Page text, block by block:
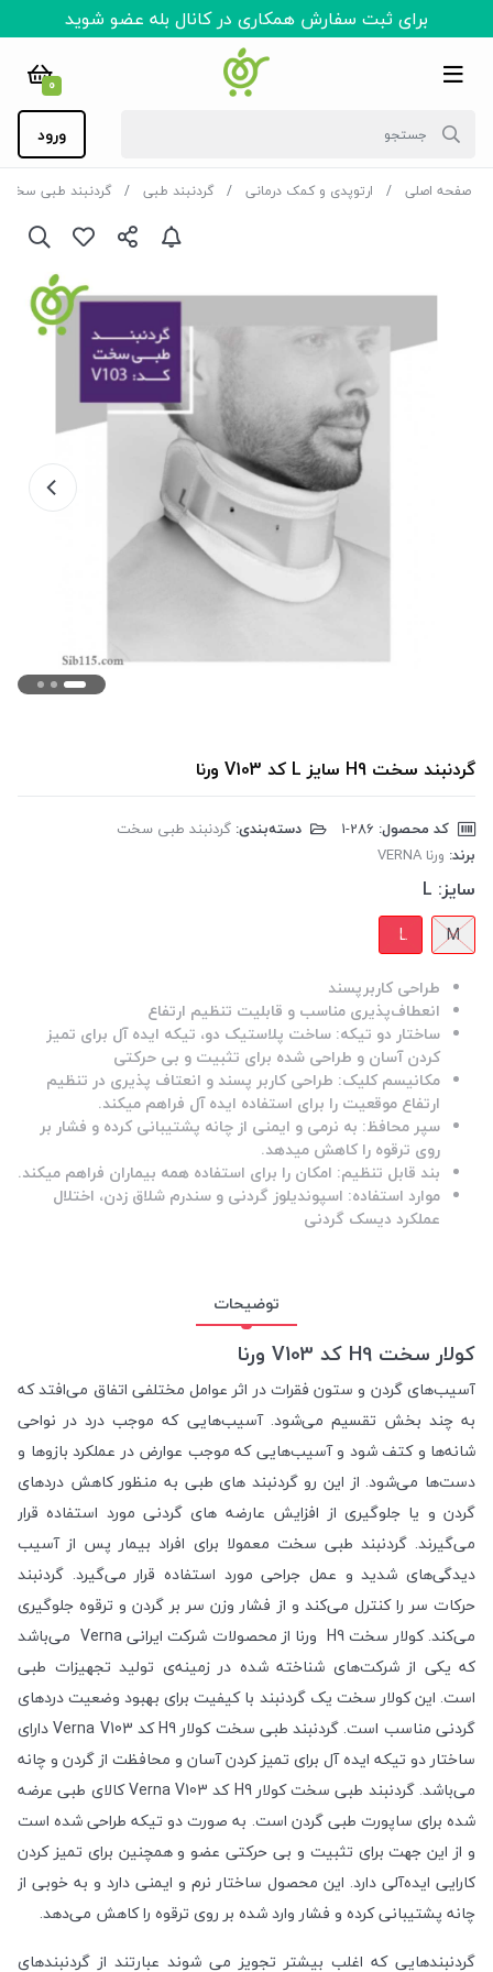
برای ثبت سفارش همکاری در کانال بله عضو شوید
0
ورود
صفحه اصلی ارتوپدی و کمک درمانی گردنبند طبی گردنبند طبی سخت
گردنبند سخت H9 سایز L کد V103 ورنا
کد محصول: دسته‌بندی: گردنبند طبی سخت
برند: ورنا VERNA
سایز: L
M
L
طراحی کاربرپسند
انعطاف‌پذیری مناسب و قابلیت تنظیم ارتفاع
ساختار دو تیکه: ساخت پلاستیک دو، تیکه ایده آل برای تمیز
کردن آسان و طراحی شده برای تثبیت و بی حرکتی
مکانیسم کلیک: طراحی کاربر پسند و انعتاف پذیری در تنظیم
ارتفاع موقعیت را برای استفاده ایده آل فراهم میکند.
سپر محافظ: به نرمی و ایمنی از چانه پشتیبانی کرده و فشار بر
روی ترقوه را کاهش میدهد.
بند قابل تنظیم: امکان را برای استفاده همه بیماران فراهم میکند.
موارد استفاده: اسپوندیلوز گردنی و سندرم شلاق زدن، اختلال
عملکرد دیسک گردنی
توضیحات
کولار سخت H9 کد V103 ورنا
آسیب‌های گردن و ستون فقرات در اثر عوامل مختلفی اتفاق می‌افتد که
به چند بخش تقسیم می‌شود. آسیب‌هایی که موجب درد در نواحی
شانه‌ها و کتف شود و آسیب‌هایی که موجب عوارض در عملکرد بازوها و
دست‌ها می‌شود. از این رو گردنبند های طبی به منظور کاهش دردهای
گردن و یا جلوگیری از افزایش عارضه های گردنی مورد استفاده قرار
می‌گیرند. گردنبند طبی سخت معمولا برای افراد بیمار پس از آسیب
دیدگی‌های شدید و عمل جراحی مورد استفاده قرار می‌گیرد. گردنبند
حرکات سر را کنترل می‌کند و از فشار وزن سر بر گردن و ترقوه جلوگیری
می‌کند. کولار سخت H9 ورنا از محصولات شرکت ایرانی Verna می‌باشد
که یکی از شرکت‌های شناخته شده در زمینه‌ی تولید تجهیزات طبی
است. این کولار سخت یک گردنبند با کیفیت برای بهبود وضعیت دردهای
گردنی مناسب است. گردنبند طبی سخت کولار H9 کد Verna V103 دارای
ساختار دو تیکه ایده آل برای تمیز کردن آسان و محافظت از گردن و چانه
می‌باشد. گردنبند طبی سخت کولار H9 کد Verna V103 کالای طبی عرضه
شده برای ساپورت طبی گردن است. به صورت دو تیکه طراحی شده است
و از این جهت برای تثبیت و بی حرکتی عضو و همچنین برای تمیز کردن
کارایی ایده‌آلی دارد. این محصول ساختار نرم و ایمنی دارد و به خوبی از
چانه پشتیبانی کرده و فشار وارد شده بر روی ترقوه را کاهش می‌دهد.
گردنبندهایی که اغلب بیشتر تجویز می شوند عبارتند از گردنبندهای